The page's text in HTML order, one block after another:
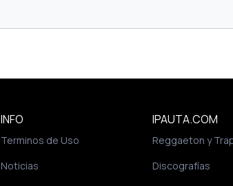
INFO
Terminos de Uso
Noticias
IPAUTA.COM
Reggaeton y
Discografías